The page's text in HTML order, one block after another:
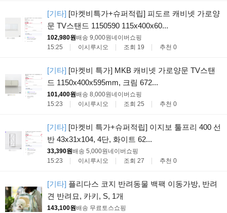
[기타] [마켓비특가+슈퍼적립] 피도르 캐비넷 가로양
문 TV스탠드 1150590 115x400x60...
102,980원배송 9,000원네이버쇼핑
15:25
이시루시오 조회 19 추천 0
[기타] [마켓비 특가] MKB 캐비넷 가로양문 TV스탠
드 1150x400x595mm, 크림 672...
101,400원배송 8,000원네이버쇼핑
15:23
이시루시오 조회 25 추천 0
[기타] [마켓비 특가+슈퍼적립] 이지보 툴프리 400 선
반 43x31x104, 4단, 화이트 62...
33,390원배송 5,000원네이버쇼핑
15:23
이시루시오 조회 27 추천 0
[기타] 플리다스 코지 반려동물 백팩 이동가방, 반려
견 반려묘, 카키, S, 1개
143,100원배송 무료 토스쇼핑